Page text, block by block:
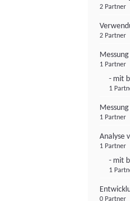
2 Partner
2 Partner
1 Partner
- mit
1
1 Partner
Analyse
1 Partner
- mit
1
0 Partner